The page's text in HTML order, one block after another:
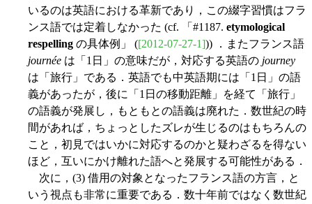
いるのは英語における革新であり，この綴字習慣はフラ
ンス語では定着しなかった (cf. 「#1187. etymological
respelling の具体例」 ([2012-07-27-1])) ．またフランス語
journée は「1日」の意味だが，対応する英語の journey
は「旅行」である．英語でも中英語期には「1日」の語
義があったが，後に「1日の移動距離」を経て「旅行」
の語義が発展し，もともとの語義は廃れた．数世紀の時
間があれば，ちょっとしたズレが生じるのはもちろんの
こと，初見ではいかに対応するのかと疑わざるを得ない
ほど，互いにかけ離れた語へと発展する可能性がある．
次に，(3) 借用の対象となったフランス語の方言，と
いう視点も非常に重要である．数十年前ではなく数世紀